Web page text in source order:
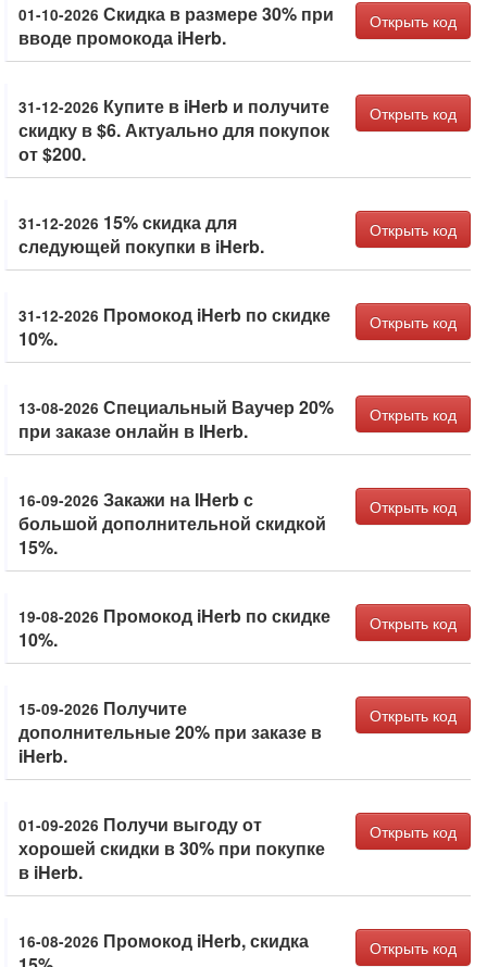
01-10-2026 Скидка в размере 30% при
вводе промокода iHerb.
Открыть код
31-12-2026 Купите в iHerb и получите
скидку в $6. Актуально для покупок
от $200.
Открыть код
31-12-2026 15% скидка для
следующей покупки в iHerb.
Открыть код
31-12-2026 Промокод iHerb по скидке
10%.
Открыть код
13-08-2026 Специальный Ваучер 20%
при заказе онлайн в IHerb.
Открыть код
16-09-2026 Закажи на IHerb с
большой дополнительной скидкой
15%.
Открыть код
19-08-2026 Промокод iHerb по скидке
10%.
Открыть код
15-09-2026 Получите
дополнительные 20% при заказе в
iHerb.
Открыть код
01-09-2026 Получи выгоду от
хорошей скидки в 30% при покупке
в iHerb.
Открыть код
16-08-2026 Промокод iHerb, скидка
Открыть код